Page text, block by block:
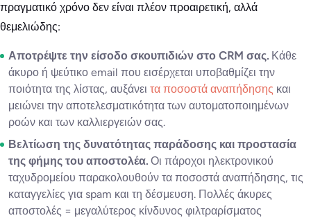
πραγματικό χρόνο δεν είναι πλέον προαιρετική, αλλά
θεμελιώδης:
Αποτρέψτε την είσοδο σκουπιδιών στο CRM σας. Κάθε
άκυρο ή ψεύτικο email που εισέρχεται υποβαθμίζει την
ποιότητα της λίστας, αυξάνει τα ποσοστά αναπήδησης και
μειώνει την αποτελεσματικότητα των αυτοματοποιημένων
ροών και των καλλιεργειών σας.
Βελτίωση της δυνατότητας παράδοσης και προστασία
της φήμης του αποστολέα. Οι πάροχοι ηλεκτρονικού
ταχυδρομείου παρακολουθούν τα ποσοστά αναπήδησης, τις
καταγγελίες για spam και τη δέσμευση. Πολλές άκυρες
αποστολές = μεγαλύτερος κίνδυνος φιλτραρίσματος